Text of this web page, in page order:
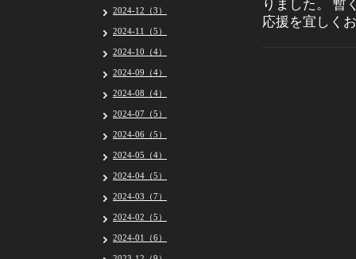
りました。 暫
応援を宜しく
2024-12（3）
2024-11（5）
2024-10（4）
2024-09（4）
2024-08（4）
2024-07（5）
2024-06（5）
2024-05（4）
2024-04（5）
2024-03（7）
2024-02（5）
2024-01（6）